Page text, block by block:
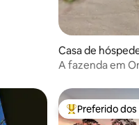
Casa de
Gully
A fazenda em
Entre os
Preferido